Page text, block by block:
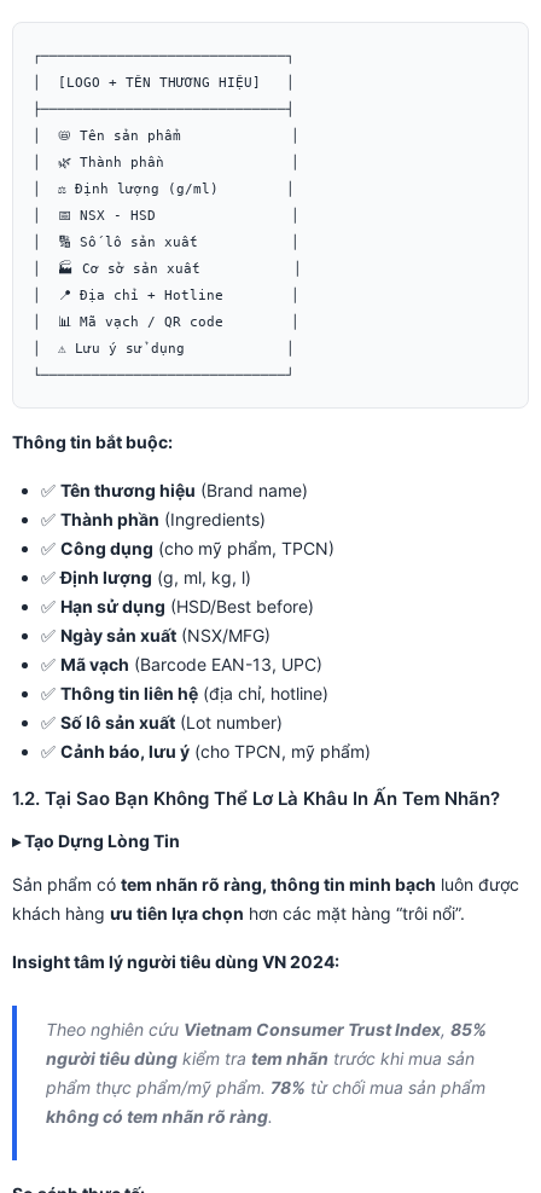
┌─────────────────────────────┐
│  [LOGO + TÊN THƯƠNG HIỆU]   │
├─────────────────────────────┤
│  📛 Tên sản phẩm             │
│  🌿 Thành phần               │
│  ⚖️ Định lượng (g/ml)        │
│  📅 NSX - HSD                │
│  🔢 Số lô sản xuất           │
│  🏭 Cơ sở sản xuất           │
│  📍 Địa chỉ + Hotline        │
│  📊 Mã vạch / QR code        │
│  ⚠️ Lưu ý sử dụng            │
Thông tin bắt buộc:
✅ Tên thương hiệu (Brand name)
✅ Thành phần (Ingredients)
✅ Công dụng (cho mỹ phẩm, TPCN)
✅Định lượng (g, ml, kg, l)
✅ Hạn sử dụng (HSD/Best before)
✅ Ngày sản xuất (NSX/MFG)
✅ Mã vạch (Barcode EAN-13, UPC)
✅ Thông tin liên hệ (địa chỉ, hotline)
✅ Số lô sản xuất (Lot number)
✅ Cảnh báo, lưu ý (cho TPCN, mỹ phẩm)
1.2. Tại Sao Bạn Không Thể Lơ Là Khâu In Ấn Tem Nhãn?
▸ Tạo Dựng Lòng Tin
Sản phẩm có tem nhãn rõ ràng, thông tin minh bạch luôn được
khách hàng ưu tiên lựa chọn hơn các mặt hàng “trôi nổi”.
Insight tâm lý người tiêu dùng VN 2024:
Theo nghiên cứu Vietnam Consumer Trust Index, 85%
người tiêu dùng kiểm tra tem nhãn trước khi mua sản
phẩm thực phẩm/mỹ phẩm. 78% từ chối mua sản phẩm
không có tem nhãn rõ ràng.